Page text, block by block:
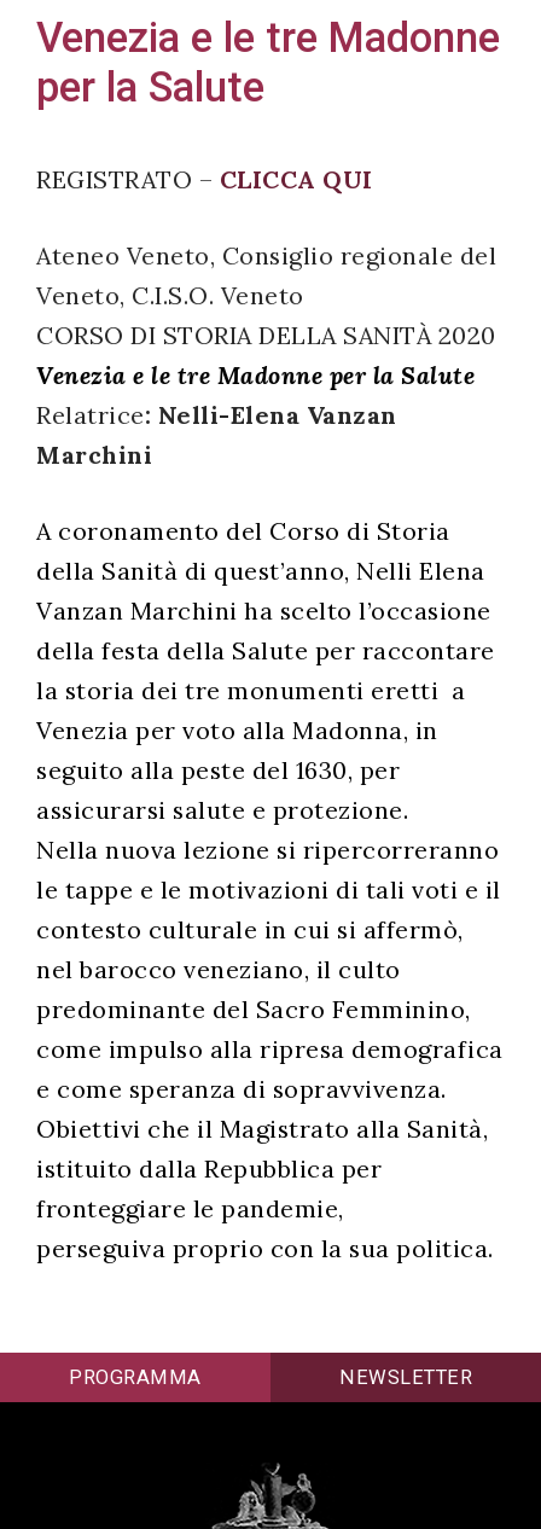
Venezia e le tre Madonne
per la Salute
REGISTRATO – CLICCA QUI
Ateneo Veneto, Consiglio regionale del
Veneto, C.I.S.O. Veneto
CORSO DI STORIA DELLA SANITÀ 2020
Venezia e le tre Madonne per la Salute
Relatrice: Nelli-Elena Vanzan
Marchini
A coronamento del Corso di Storia
della Sanità di quest’anno, Nelli Elena
Vanzan Marchini ha scelto l’occasione
della festa della Salute per raccontare
la storia dei tre monumenti eretti a
Venezia per voto alla Madonna, in
seguito alla peste del 1630, per
assicurarsi salute e protezione.
Nella nuova lezione si ripercorreranno
le tappe e le motivazioni di tali voti e il
contesto culturale in cui si affermò,
nel barocco veneziano, il culto
predominante del Sacro Femminino,
come impulso alla ripresa demografica
e come speranza di sopravvivenza.
Obiettivi che il Magistrato alla Sanità,
istituito dalla Repubblica per
fronteggiare le pandemie,
perseguiva proprio con la sua politica.
Acconsento
all'uso dei
miei dati
con il
legislativo
196/03
Registrazione
avvenuta con
successo!
PROGRAMMA NEWSLETTER